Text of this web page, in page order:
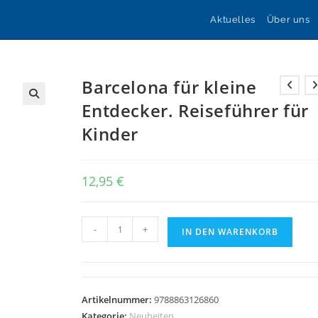
Aktuelles Über uns
Barcelona für kleine
Entdecker. Reiseführer für
Kinder
12,95€
Barcelona
für
Reiseführer
für
- + IN DEN WARENKORB
Artikelnummer:9788863126860